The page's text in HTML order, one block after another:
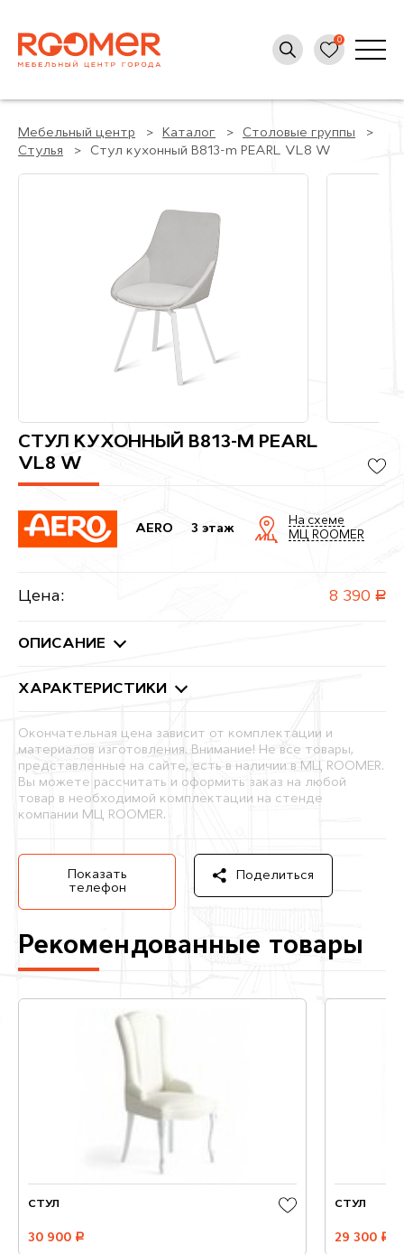
Мебельный центр Каталог
Столовые группы
Стулья
Стул кухонный B813-m PEARL VL8 W
СТУЛ КУХОННЫЙ B813-M PEARL
VL8 W
AERO 3 этаж
На схеме
МЦ ROOMER
Цена: 8 390 руб.
ОПИСАНИЕ
ХАРАКТЕРИСТИКИ
Окончательная цена зависит от комплектации и
материалов изготовления. Внимание! Не все товары,
представленные на сайте, есть в наличии в МЦ ROOMER.
Вы можете рассчитать и оформить заказ на любой
товар в необходимой комплектации на стенде
компании МЦ ROOMER.
Показать
телефон
Поделиться
Рекомендованные товары
СТУЛ
30 900 руб.
СТУЛ
29 300 руб.